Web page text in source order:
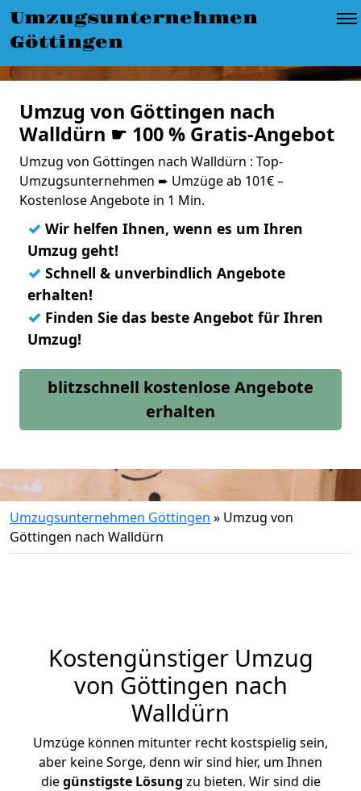
Umzugsunternehmen
Göttingen
Umzug von Göttingen nach
Walldürn ☛ 100 % Gratis-Angebot
Umzug von Göttingen nach Walldürn : Top-
Umzugsunternehmen ➨ Umzüge ab 101€ –
Kostenlose Angebote in 1 Min.
✓ Wir helfen Ihnen, wenn es um Ihren
Umzug geht!
✓ Schnell & unverbindlich Angebote
erhalten!
✓ Finden Sie das beste Angebot für Ihren
Umzug!
blitzschnell kostenlose Angebote
erhalten
Umzugsunternehmen Göttingen » Umzug von
Göttingen nach Walldürn
Kostengünstiger Umzug
von Göttingen nach
Walldürn
Umzüge können mitunter recht kostspielig sein,
aber keine Sorge, denn wir sind hier, um Ihnen
diegünstigste Lösung zu bieten. Wir sind die